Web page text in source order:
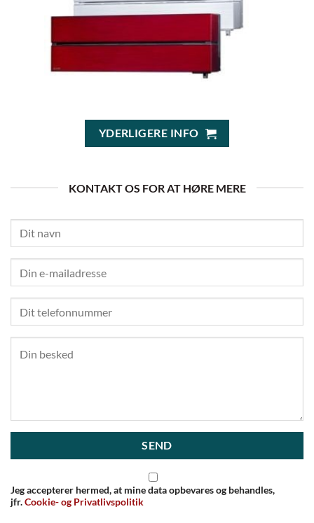
YDERLIGERE INFO
KONTAKT OS FOR AT HØRE MERE
Jeg accepterer hermed, at mine data opbevares og behandles,
jfr.Cookie- og Privatlivspolitik